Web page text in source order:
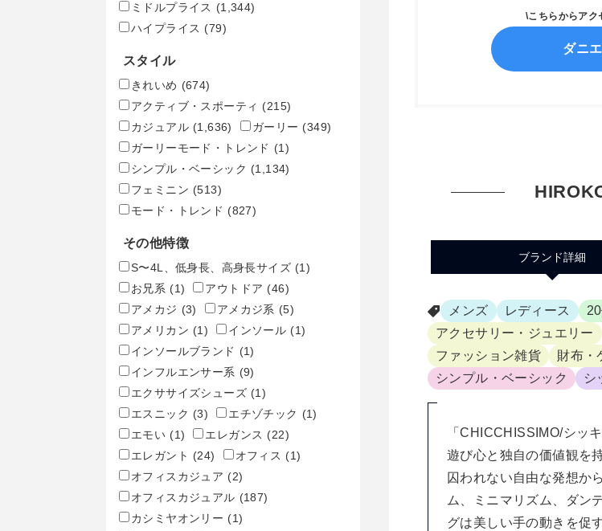
\こちらからアク
ダニ
ブランド詳細
メンズ レディース
アクセサリー・ジュエリー
ファッション雑貨
財布・
シンプル・ベーシック
シ
「CHICCHISSIMO/シッ
遊び心と独自の価値観を
囚われない自由な発想か
ム、ミニマリズム、ダン
グは美しい手の動きを促
ミドルプライス (1,344)
ハイプライス (79)
スタイル
きれいめ (674)
アクティブ・スポーティ (215)
カジュアル (1,636) ガーリー (349)
ガーリーモード・トレンド (1)
シンプル・ベーシック (1,134)
フェミニン (513)
モード・トレンド (827)
その他特徴
S〜4L、低身長、高身長サイズ (1)
お兄系 (1) アウトドア (46)
アメカジ (3) アメカジ系 (5)
アメリカン (1) インソール (1)
インソールブランド (1)
インフルエンサー系 (9)
エクササイズシューズ (1)
エスニック (3) エチゾチック (1)
エモい (1) エレガンス (22)
エレガント (24) オフィス (1)
オフィスカジュア (2)
オフィスカジュアル (187)
カシミヤオンリー (1)